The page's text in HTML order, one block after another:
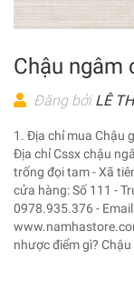
Chậu ngâm
Đăng bởi LÊ
1. Địa chỉ mua Chậu
Địa chỉ Cssx chậu
trống đọi tam - Xã
cửa hàng: Số 111 -
0978.935.376 -
nhược điểm gì?